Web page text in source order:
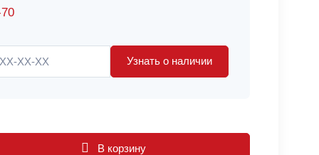
Узнать о наличии
В корзину